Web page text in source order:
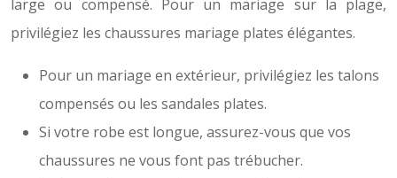
large ou compensé. Pour un mariage sur la plage,
privilégiez les chaussures mariage plates élégantes.
Pour un mariage en extérieur, privilégiez les talons
compensés ou les sandales plates.
Si votre robe est longue, assurez-vous que vos
chaussures ne vous font pas trébucher.